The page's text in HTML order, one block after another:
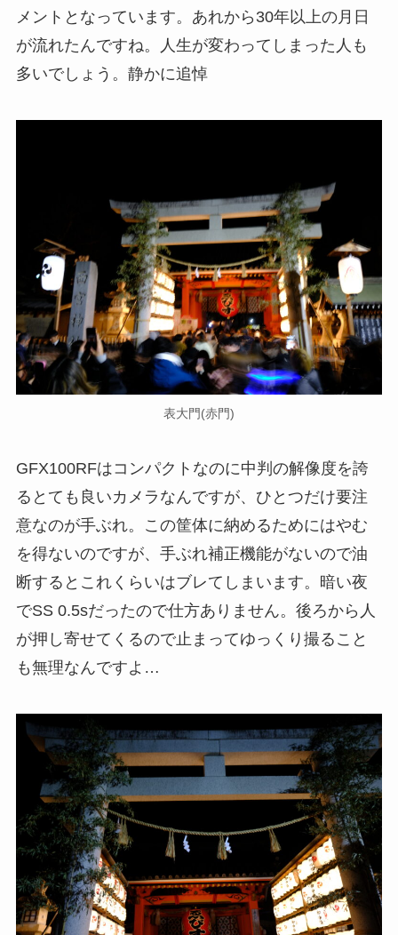
メントとなっています。あれから30年以上の月日
が流れたんですね。人生が変わってしまった人も
多いでしょう。静かに追悼
表大門(赤門)
GFX100RFはコンパクトなのに中判の解像度を誇
るとても良いカメラなんですが、ひとつだけ要注
意なのが手ぶれ。この筐体に納めるためにはやむ
を得ないのですが、手ぶれ補正機能がないので油
断するとこれくらいはブレてしまいます。暗い夜
でSS 0.5sだったので仕方ありません。後ろから人
が押し寄せてくるので止まってゆっくり撮ること
も無理なんですよ…